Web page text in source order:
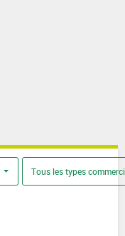
Tous les types